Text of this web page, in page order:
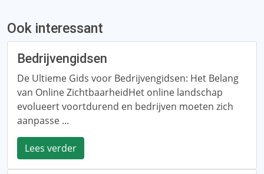
Ook interessant
Bedrijvengidsen
De Ultieme Gids voor Bedrijvengidsen: Het Belang
van Online ZichtbaarheidHet online landschap
evolueert voortdurend en bedrijven moeten zich
aanpasse ...
Lees verder